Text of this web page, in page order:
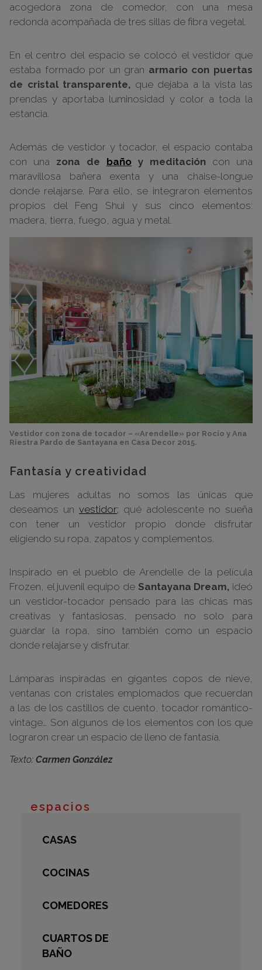
acogedora zona de comedor, con una mesa
redonda acompañada de tres sillas de fibra vegetal.
En el centro del espacio se colocó el vestidor que
estaba formado por un gran armario con puertas
de cristal transparente, que dejaba a la vista las
prendas y aportaba luminosidad y color a toda la
estancia.
Además de vestidor y tocador, el espacio contaba
con una zona de baño y meditación con una
maravillosa bañera exenta y una chaise-longue
donde relajarse. Para ello, se integraron elementos
propios del Feng Shui y sus cinco elementos:
madera, tierra, fuego, agua y metal.
Vestidor con zona de tocador – «Arendelle» por Rocío y Ana
Riestra Pardo de Santayana en Casa Decor 2015.
Fantasía y creatividad
Las mujeres adultas no somos las únicas que
deseamos un vestidor; qué adolescente no sueña
con tener un vestidor propio donde disfrutar
eligiendo su ropa, zapatos y complementos.
Inspirado en el pueblo de Arendelle de la película
Frozen, el juvenil equipo de Santayana Dream, ideó
un vestidor-tocador pensado para las chicas mas
creativas y fantasiosas, pensado no solo para
guardar la ropa, sino también como un espacio
donde relajarse y disfrutar.
Lámparas inspiradas en gigantes copos de nieve,
ventanas con cristales emplomados que recuerdan
a las de los castillos de cuento, tocador romántico-
vintage… Son algunos de los elementos con los que
lograron crear un espacio de lleno de fantasía.
Texto: Carmen González
espacios
CASAS
COCINAS
COMEDORES
CUARTOS DE
BAÑO